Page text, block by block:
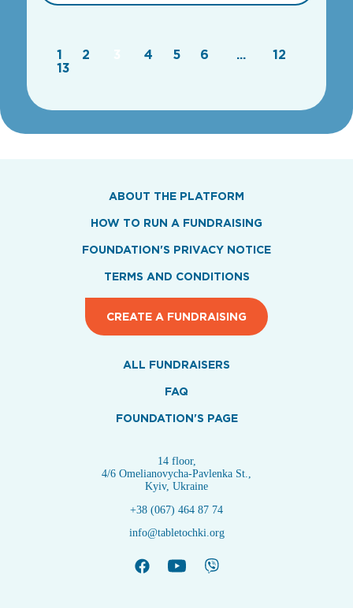
1 2 4 5 6 ...
12
13
ABOUT THE PLATFORM
HOW TO RUN A FUNDRAISING
FOUNDATION'S PRIVACY NOTICE
TERMS AND CONDITIONS
CREATE A FUNDRAISING
ALL FUNDRAISERS
FAQ
FOUNDATION'S PAGE
14 floor,
4/6 Omelianovycha-Pavlenka St.,
Kyiv, Ukraine
+38 (067) 464 87 74
info@tabletochki.org